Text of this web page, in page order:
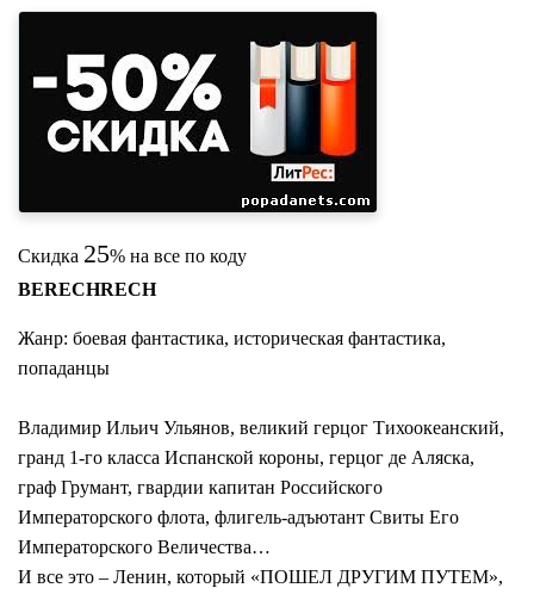
Скидка 25% на все по коду
BERECHRECH
Жанр: боевая фантастика, историческая фантастика,
попаданцы
Владимир Ильич Ульянов, великий герцог Тихоокеанский,
гранд 1-го класса Испанской короны, герцог де Аляска,
граф Грумант, гвардии капитан Российского
Императорского флота, флигель-адъютант Свиты Его
Императорского Величества…
И все это – Ленин, который «ПОШЕЛ ДРУГИМ ПУТЕМ»,